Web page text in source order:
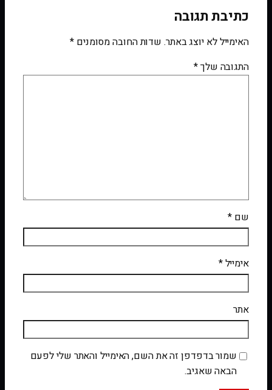
כתיבת תגובה
האימייל לא יוצג באתר. שדות החובה מסומנים *
התגובה שלך*
שם *
אימייל*
אתר
שמור בדפדפן זה את השם, האימייל והאתר שלי לפעם
הבאה שאגיב.